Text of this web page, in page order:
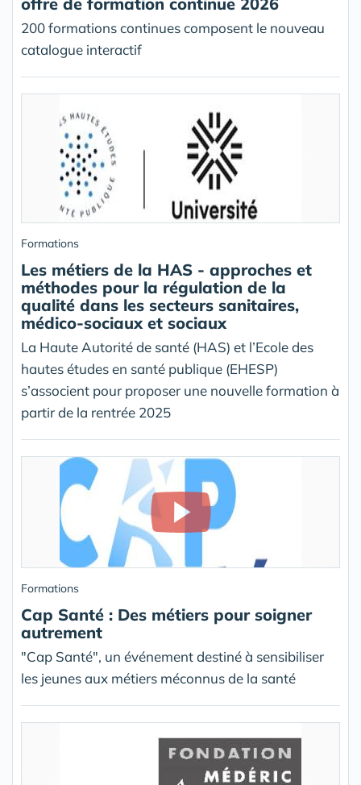
200 formations continues composent le nouveau
catalogue interactif
Formations
Les métiers de la HAS - approches et
méthodes pour la régulation de la
qualité dans les secteurs sanitaires,
médico-sociaux et sociaux
La Haute Autorité de santé (HAS) et l’Ecole des
hautes études en santé publique (EHESP)
s’associent pour proposer une nouvelle formation à
partir de la rentrée 2025
Formations
Cap Santé : Des métiers pour soigner
autrement
"Cap Santé", un événement destiné à sensibiliser
les jeunes aux métiers méconnus de la santé